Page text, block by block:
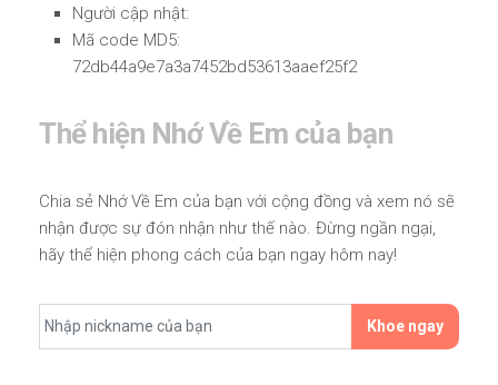
Người cập nhật:
Mã code MD5:
72db44a9e7a3a7452bd53613aaef25f2
Thể hiện Nhớ Về Em của bạn
Chia sẻ Nhớ Về Em của bạn với cộng đồng và xem nó sẽ
nhận được sự đón nhận như thế nào. Đừng ngần ngại,
hãy thể hiện phong cách của bạn ngay hôm nay!
Khoe ngay